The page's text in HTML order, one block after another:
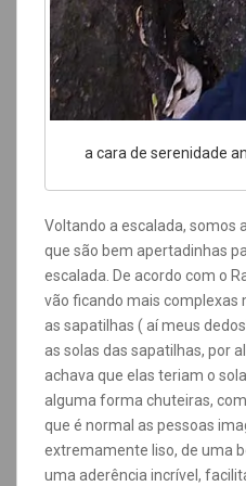
a cara de serenidade
Voltando a escalada, somos
que são bem apertadinhas
escalada. De acordo com o
vão ficando mais complexas
as sapatilhas ( aí meus
as solas das sapatilhas, por
achava que elas teriam o
alguma forma chuteiras,
que é normal as pessoas
extremamente liso, de uma
uma aderência incrível,